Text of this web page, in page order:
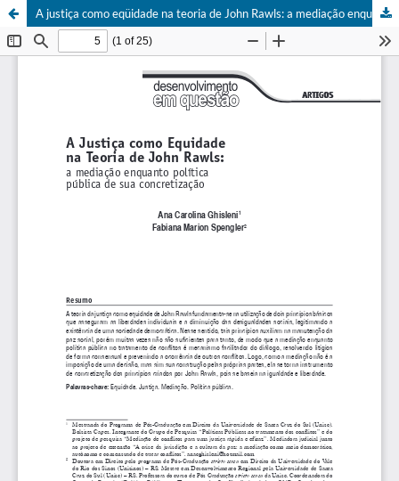
A justiça como eqüidade na teoria de John Rawls: a mediação enquanto política pública de sua concretização